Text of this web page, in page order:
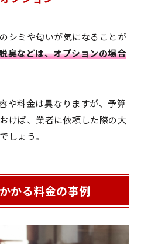
シミや匂いが気になることが
臭などは、オプションの場合
や料金は異なりますが、予算
けば、業者に依頼した際の大
しょう。
かる料金の事例